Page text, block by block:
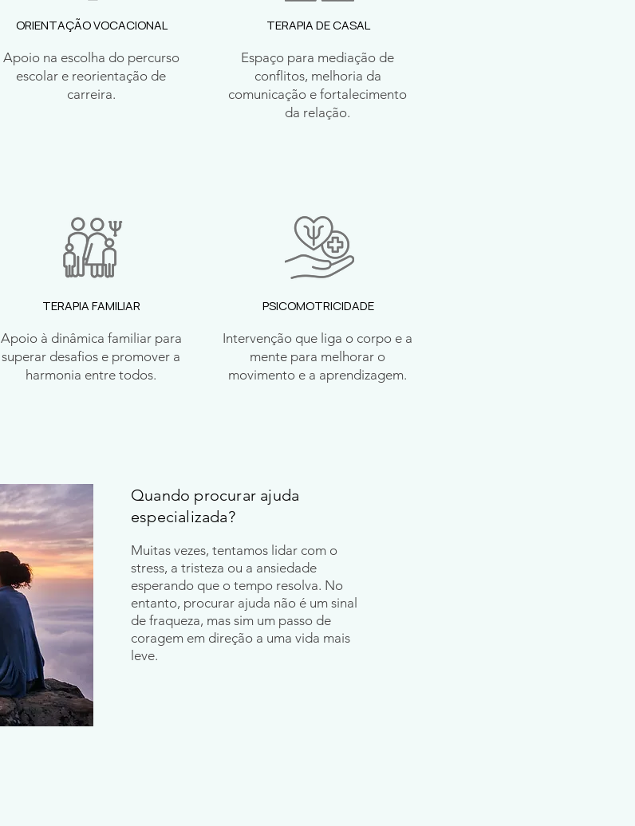
ORIENTAÇÃO VOCACIONAL
Apoio na escolha do percurso
escolar e reorientação de
carreira.
TERAPIA FAMILIAR
Apoio à dinâmica familiar para
superar desafios e promover a
harmonia entre todos.
TERAPIA DE CASAL
Espaço para mediação de
conflitos, melhoria da
comunicação e fortalecimento
da relação.
PSICOMOTRICIDADE
Intervenção que liga o corpo e a
mente para melhorar o
movimento e a aprendizagem.
Quando procurar ajuda
especializada?
Muitas vezes, tentamos lidar com o
stress, a tristeza ou a ansiedade
esperando que o tempo resolva. No
entanto, procurar ajuda não é um sinal
de fraqueza, mas sim um passo de
coragem em direção a uma vida mais
leve.